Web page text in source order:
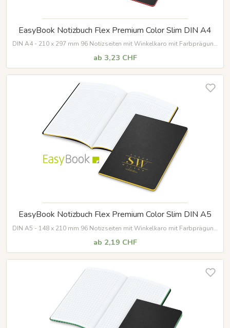
EasyBook Notizbuch Flex Premium Color Slim DIN A4
DIN A4 - 210 x 297 mm 96 Notizseiten mit Winkelkaro mit Farbprägung
ab 3,23 CHF
EasyBook Notizbuch Flex Premium Color Slim DIN A5
DIN A5 - 148 x 210 mm 96 Notizseiten mit Winkelkaro mit Farbprägung
ab 2,19 CHF